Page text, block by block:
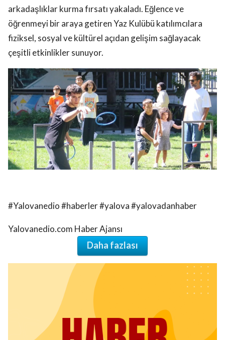
arkadaşlıklar kurma fırsatı yakaladı. Eğlence ve
öğrenmeyi bir araya getiren Yaz Kulübü katılımcılara
fiziksel, sosyal ve kültürel açıdan gelişim sağlayacak
çeşitli etkinlikler sunuyor.
#Yalovanedio #haberler #yalova #yalovadanhaber
Yalovanedio.com Haber Ajansı
Daha fazlası